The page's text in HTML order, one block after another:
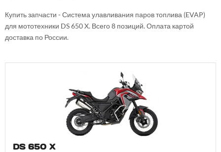
Купить запчасти - Система улавливания паров топлива (EVAP)
для мототехники DS 650 X. Всего 8 позиций. Оплата картой
доставка по России.
DS 650 X